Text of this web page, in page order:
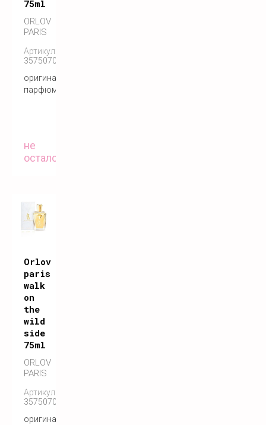
75ml
ORLOV
PARIS
Артикул:
3575070055122
оригинальный
парфюм
не
осталось
Orlov
paris
walk
on
the
wild
side
75ml
ORLOV
PARIS
Артикул:
3575070055122
оригинальный